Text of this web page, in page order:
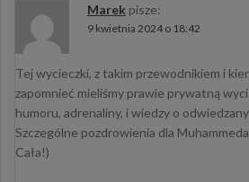
Marek pisze:
9 kwietnia 2024 o 18:42
Tej wycieczki, z takim przewodnikiem i
zapomnieć mieliśmy prawie prywatną
humoru, adrenaliny, i wiedzy o
Szczególne pozdrowienia dla
Cała!)